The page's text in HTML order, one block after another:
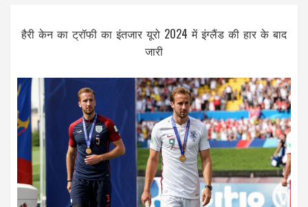
हैरी केन का ट्रॉफी का इंतजार यूरो 2024 में इंग्लैंड की हार के बाद
जारी